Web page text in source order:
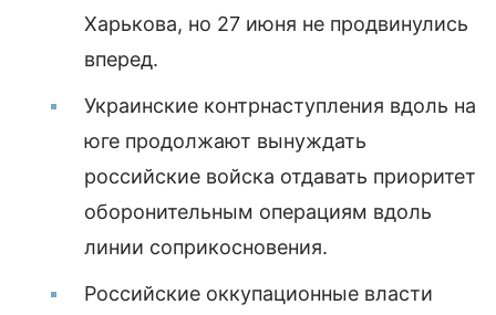
Харькова, но 27 июня не продвинулись
вперед.
Украинские контрнаступления вдоль на
юге продолжают вынуждать
российские войска отдавать приоритет
оборонительным операциям вдоль
линии соприкосновения.
Российские оккупационные власти